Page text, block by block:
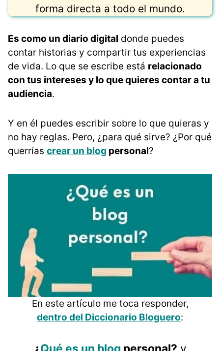
forma directa a todo el mundo.
Es como un diario digital donde puedes
contar historias y compartir tus experiencias
de vida. Lo que se escribe está relacionado
con tus intereses y lo que quieres contar a tu
audiencia.
Y en él puedes escribir sobre lo que quieras y
no hay reglas. Pero, ¿para qué sirve? ¿Por qué
querrías crear un blog personal?
En este artículo me toca responder,
dentro del Diccionario Bloguero: